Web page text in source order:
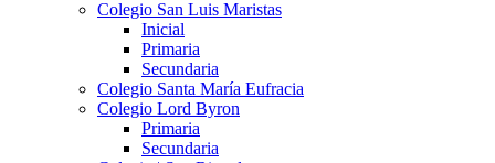
Colegio San Luis Maristas
Inicial
Primaria
Secundaria
Colegio Santa María Eufracia
Colegio Lord Byron
Primaria
Secundaria